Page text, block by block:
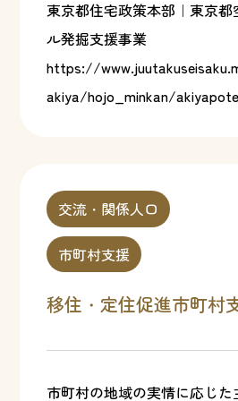
東京都住宅政策本部｜東京都
ル発掘支援事業
https://
akiya/hojo_minkan/
交流・関係人口
市町村支援
移住・定住促進市町村
市町村の地域の実情に応じ